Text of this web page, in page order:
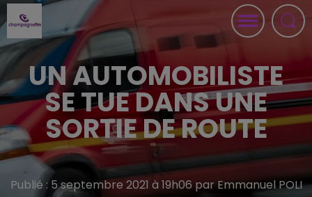
UN AUTOMOBILISTE
SE TUE DANS UNE
SORTIE DE ROUTE
Publié : 5 septembre 2021 à 19h06 par Emmanuel POLI